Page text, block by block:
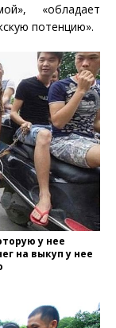
«обладает
потенцию».
у нее
на выкуп у нее